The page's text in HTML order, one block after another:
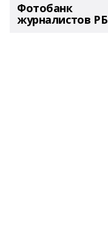
Фотобанк
журналистов РБ